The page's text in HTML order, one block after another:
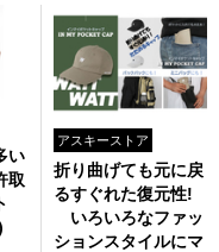
い
取
アスキーストア
折り曲げても元に戻
るすぐれた復元性!
いろいろなファッ
ションスタイルにマ